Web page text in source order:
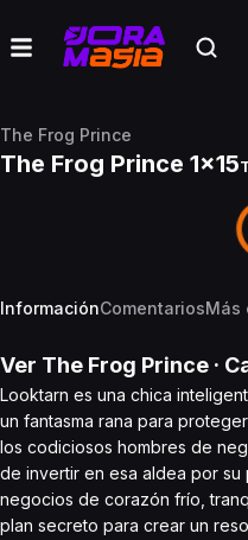
The Frog Prince
The Frog Prince 1x15
InformaciónComentariosMás
Ver The Frog Prince ·
Looktarn es una chica
un fantasma rana para
los codiciosos hombres de
de invertir en esa aldea por
negocios de corazón frío,
plan secreto para crear un